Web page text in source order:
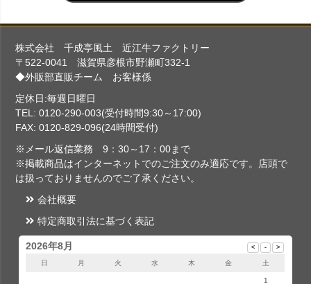
株式会社 千成亭風土 近江牛ファクトリー
〒522-0041 滋賀県彦根市野瀬町332-1
◆外販部直販チーム お客様係
定休日:毎週日曜日
TEL: 0120-290-003(受付時間9:30～17:00)
FAX: 0120-829-096(24時間受付)
※メール返信業務 9：30～17：00まで
※掲載商品はインターネットでのご注文のみ適応です。店頭で
は扱っておりませんのでご了承ください。
会社概要
特定商取引法に基づく表記
2026年8月
日 月 火 水 木 金 土
1